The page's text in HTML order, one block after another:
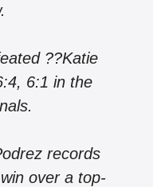
??Katie
6:1 in the
records
over a top-